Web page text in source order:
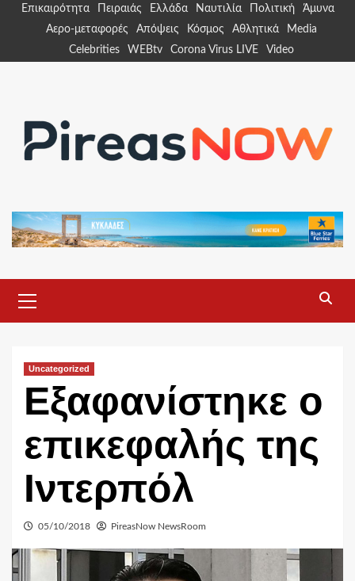
Επικαιρότητα Πειραιάς Ελλάδα Ναυτιλία Πολιτική
Άμυνα
Αερο-μεταφορές
Απόψεις Κόσμος Αθλητικά
Media
Celebrities
WEBtv Corona Virus LIVE Video
Menu
Uncategorized
Εξαφανίστηκε ο
επικεφαλής της
Ιντερπόλ
05/10/2018 PireasNow NewsRoom